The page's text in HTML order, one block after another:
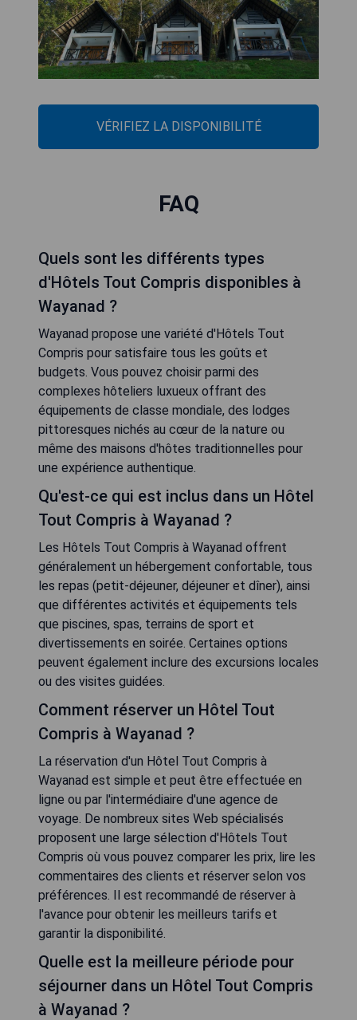
VÉRIFIEZ LA DISPONIBILITÉ
FAQ
Quels sont les différents types
d'Hôtels Tout Compris disponibles à
Wayanad ?
Wayanad propose une variété d'Hôtels Tout
Compris pour satisfaire tous les goûts et
budgets. Vous pouvez choisir parmi des
complexes hôteliers luxueux offrant des
équipements de classe mondiale, des lodges
pittoresques nichés au cœur de la nature ou
même des maisons d'hôtes traditionnelles pour
une expérience authentique.
Qu'est-ce qui est inclus dans un Hôtel
Tout Compris à Wayanad ?
Les Hôtels Tout Compris à Wayanad offrent
généralement un hébergement confortable, tous
les repas (petit-déjeuner, déjeuner et dîner), ainsi
que différentes activités et équipements tels
que piscines, spas, terrains de sport et
divertissements en soirée. Certaines options
peuvent également inclure des excursions locales
ou des visites guidées.
Comment réserver un Hôtel Tout
Compris à Wayanad ?
La réservation d'un Hôtel Tout Compris à
Wayanad est simple et peut être effectuée en
ligne ou par l'intermédiaire d'une agence de
voyage. De nombreux sites Web spécialisés
proposent une large sélection d'Hôtels Tout
Compris où vous pouvez comparer les prix, lire les
commentaires des clients et réserver selon vos
préférences. Il est recommandé de réserver à
l'avance pour obtenir les meilleurs tarifs et
garantir la disponibilité.
Quelle est la meilleure période pour
séjourner dans un Hôtel Tout Compris
à Wayanad ?